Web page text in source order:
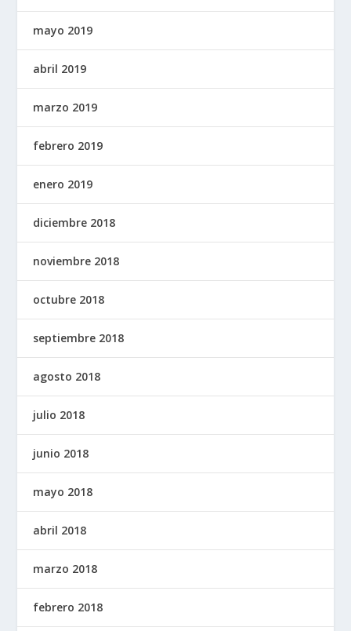
mayo 2019
abril 2019
marzo 2019
febrero 2019
enero 2019
diciembre 2018
noviembre 2018
octubre 2018
septiembre 2018
agosto 2018
julio 2018
junio 2018
mayo 2018
abril 2018
marzo 2018
febrero 2018